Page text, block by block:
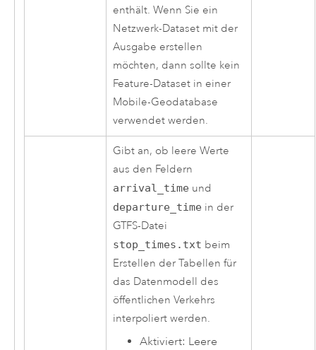
enthält. Wenn Sie ein
Netzwerk-Dataset mit der
Ausgabe erstellen
möchten, dann sollte kein
Feature-Dataset in einer
Mobile-Geodatabase
verwendet werden.
Gibt an, ob leere Werte
aus den Feldern
arrival_time und
departure_time in der
GTFS-Datei
stop_times.txt beim
Erstellen der Tabellen für
das Datenmodell des
öffentlichen Verkehrs
interpoliert werden.
Aktiviert: Leere